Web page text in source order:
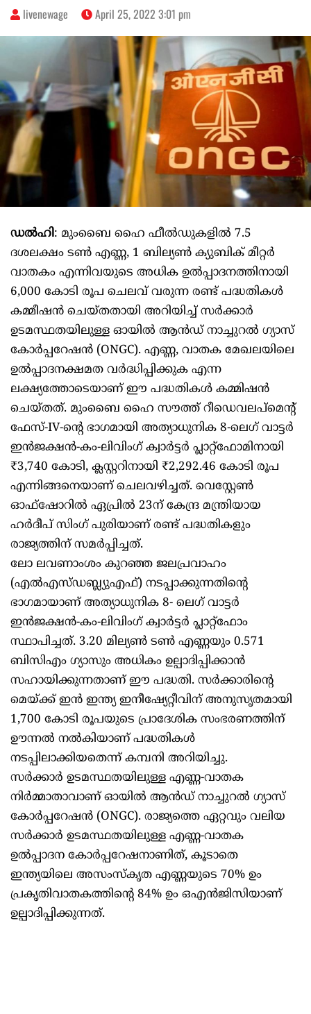
livenewage April 25, 2022 3:01 pm
ഡൽഹി: മുംബൈ ഹൈ ഫീൽഡുകളിൽ 7.5
ദശലക്ഷം ടൺ എണ്ണ, 1 ബില്യൺ ക്യുബിക് മീറ്റർ
വാതകം എന്നിവയുടെ അധിക ഉൽപ്പാദനത്തിനായി
6,000 കോടി രൂപ ചെലവ് വരുന്ന രണ്ട് പദ്ധതികൾ
കമ്മീഷൻ ചെയ്തതായി അറിയിച്ച് സർക്കാർ
ഉടമസ്ഥതയിലുള്ള ഓയിൽ ആൻഡ് നാച്ചുറൽ ഗ്യാസ്
കോർപ്പറേഷൻ (ONGC). എണ്ണ, വാതക മേഖലയിലെ
ഉൽപ്പാദനക്ഷമത വർദ്ധിപ്പിക്കുക എന്ന
ലക്ഷ്യത്തോടെയാണ് ഈ പദ്ധതികൾ കമ്മിഷൻ
ചെയ്തത്. മുംബൈ ഹൈ സൗത്ത് റീഡെവലപ്‌മെന്റ്
ഫേസ്-IV-ന്റെ ഭാഗമായി അത്യാധുനിക 8-ലെഗ് വാട്ടർ
ഇൻജക്ഷൻ-കം-ലിവിംഗ് ക്വാർട്ടർ പ്ലാറ്റ്‌ഫോമിനായി
₹3,740 കോടി, ക്ലസ്റ്ററിനായി ₹2,292.46 കോടി രൂപ
എന്നിങ്ങനെയാണ് ചെലവഴിച്ചത്. വെസ്റ്റേൺ
ഓഫ്‌ഷോറിൽ ഏപ്രിൽ 23ന് കേന്ദ്ര മന്ത്രിയായ
ഹർദീപ് സിംഗ് പുരിയാണ് രണ്ട് പദ്ധതികളും
രാജ്യത്തിന് സമർപ്പിച്ചത്.
ലോ ലവണാംശം കുറഞ്ഞ ജലപ്രവാഹം
(എൽഎസ്ഡബ്ല്യുഎഫ്) നടപ്പാക്കുന്നതിന്റെ
ഭാഗമായാണ് അത്യാധുനിക 8- ലെഗ് വാട്ടർ
ഇൻജക്ഷൻ-കം-ലിവിംഗ് ക്വാർട്ടർ പ്ലാറ്റ്ഫോം
സ്ഥാപിച്ചത്. 3.20 മില്യൺ ടൺ എണ്ണയും 0.571
ബിസിഎം ഗ്യാസും അധികം ഉല്പാദിപ്പിക്കാൻ
സഹായിക്കുന്നതാണ് ഈ പദ്ധതി. സർക്കാരിന്റെ
മെയ്ക്ക് ഇൻ ഇന്ത്യ ഇനീഷ്യേറ്റീവിന് അനുസൃതമായി
1,700 കോടി രൂപയുടെ പ്രാദേശിക സംഭരണത്തിന്
ഊന്നൽ നൽകിയാണ് പദ്ധതികൾ
നടപ്പിലാക്കിയതെന്ന് കമ്പനി അറിയിച്ചു.
സർക്കാർ ഉടമസ്ഥതയിലുള്ള എണ്ണ-വാതക
നിർമ്മാതാവാണ് ഓയിൽ ആൻഡ് നാച്ചുറൽ ഗ്യാസ്
കോർപ്പറേഷൻ (ONGC). രാജ്യത്തെ ഏറ്റവും വലിയ
സർക്കാർ ഉടമസ്ഥതയിലുള്ള എണ്ണ-വാതക
ഉൽപ്പാദന കോർപ്പറേഷനാണിത്, കൂടാതെ
ഇന്ത്യയിലെ അസംസ്‌കൃത എണ്ണയുടെ 70% ഉം
പ്രകൃതിവാതകത്തിന്റെ 84% ഉം ഒഎൻജിസിയാണ്
ഉല്പാദിപ്പിക്കുന്നത്.